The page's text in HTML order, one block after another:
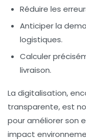
Réduire les
Anticiper la
logistiques.
Calculer
livraison.
La digitalisation,
transparente, est
pour améliorer son
impact